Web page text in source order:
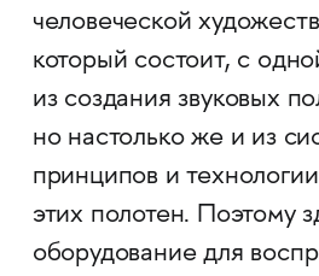
человеческой
который состоит, с
из создания звуковых
но настолько же и из
принципов и
этих полотен. Поэтому
оборудование для